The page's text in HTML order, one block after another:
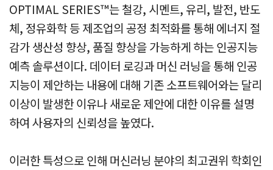
OPTIMAL SERIES™는 철강, 시멘트, 유리, 발전, 반도
체, 정유화학 등 제조업의 공정 최적화를 통해 에너지 절
감가 생산성 향상, 품질 향상을 가능하게 하는 인공지능
예측 솔루션이다. 데이터 로깅과 머신 러닝을 통해 인공
지능이 제안하는 내용에 대해 기존 소프트웨어와는 달리
이상이 발생한 이유나 새로운 제안에 대한 이유를 설명
하여 사용자의 신뢰성을 높였다.
이러한 특성으로 인해 머신러닝 분야의 최고권위 학회인